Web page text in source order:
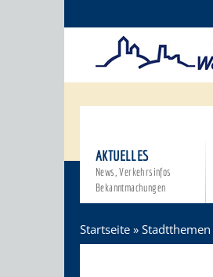
AKTUELLES
News, Verkehrsinfos
Bekanntmachungen
Startseite » Stadtthemen